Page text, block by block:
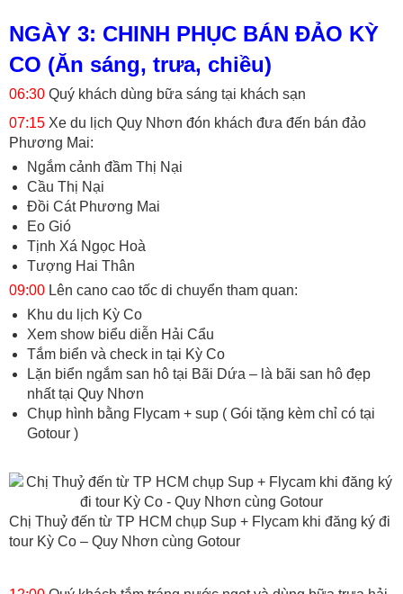
NGÀY 3: CHINH PHỤC BÁN ĐẢO KỲ
CO (Ăn sáng, trưa, chiều)
06:30 Quý khách dùng bữa sáng tại khách sạn
07:15 Xe du lịch Quy Nhơn đón khách đưa đến bán đảo
Phương Mai:
Ngắm cảnh đầm Thị Nại
Cầu Thị Nại
Đồi Cát Phương Mai
Eo Gió
Tịnh Xá Ngọc Hoà
Tượng Hai Thân
09:00 Lên cano cao tốc di chuyển tham quan:
Khu du lịch Kỳ Co
Xem show biểu diễn Hải Cẩu
Tắm biển và check in tại Kỳ Co
Lặn biển ngắm san hô tại Bãi Dứa – là bãi san hô đẹp
nhất tại Quy Nhơn
Chụp hình bằng Flycam + sup ( Gói tặng kèm chỉ có tại
Gotour )
Chị Thuỷ đến từ TP HCM chụp Sup + Flycam khi đăng ký đi
tour Kỳ Co – Quy Nhơn cùng Gotour